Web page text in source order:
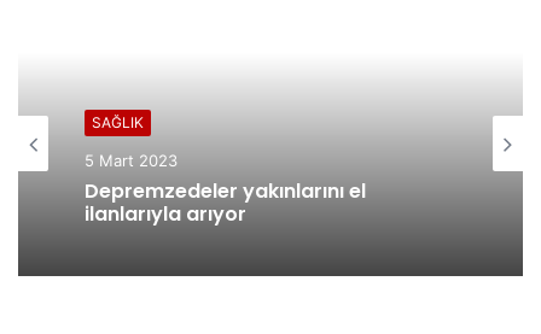
SAĞLIK
5 Mart 2023
Depremzedeler yakınlarını el
ilanlarıyla arıyor